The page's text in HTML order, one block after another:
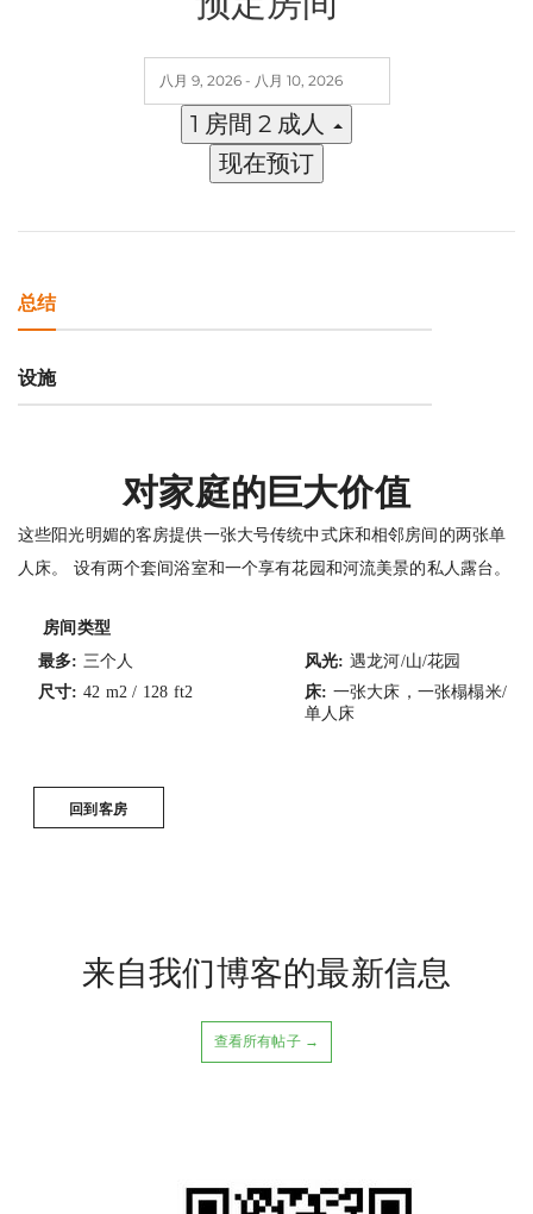
1 房間 2 成人
现在预订
总结
设施
对家庭的巨大价值
这些阳光明媚的客房提供一张大号传统中式床和相邻房间的两张单
人床。 设有两个套间浴室和一个享有花园和河流美景的私人露台。
房间类型
最多: 三个人
尺寸: 42 m2 / 128 ft2
风光: 遇龙河/山/花园
床: 一张大床，一张榻榻米/
单人床
回到客房
来自我们博客的最新信息
查看所有帖子 →